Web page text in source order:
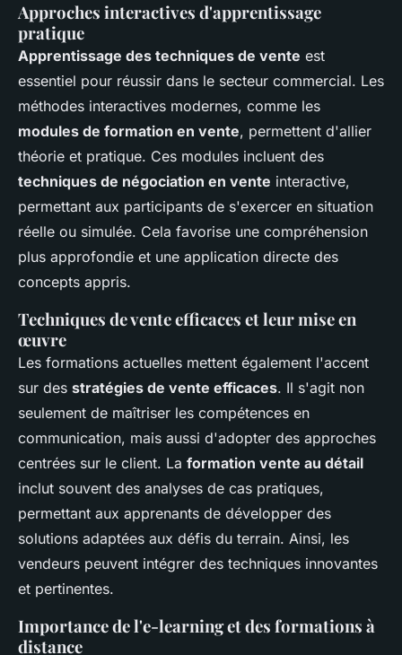
Approches interactives d'apprentissage
pratique
Apprentissage des techniques de vente est
essentiel pour réussir dans le secteur commercial. Les
méthodes interactives modernes, comme les
modules de formation en vente, permettent d'allier
théorie et pratique. Ces modules incluent des
techniques de négociation en vente interactive,
permettant aux participants de s'exercer en situation
réelle ou simulée. Cela favorise une compréhension
plus approfondie et une application directe des
concepts appris.
Techniques de vente efficaces et leur mise en
œuvre
Les formations actuelles mettent également l'accent
sur des stratégies de vente efficaces. Il s'agit non
seulement de maîtriser les compétences en
communication, mais aussi d'adopter des approches
centrées sur le client. La formation vente au détail
inclut souvent des analyses de cas pratiques,
permettant aux apprenants de développer des
solutions adaptées aux défis du terrain. Ainsi, les
vendeurs peuvent intégrer des techniques innovantes
et pertinentes.
Importance de l'e-learning et des formations à
distance